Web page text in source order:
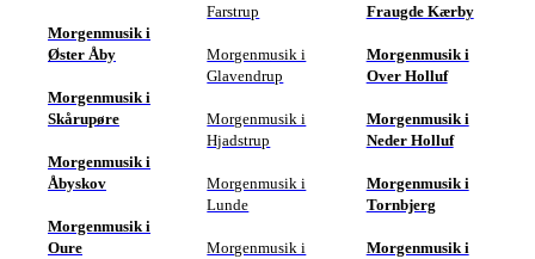
Morgenmusik i
Øster Åby
Morgenmusik i
Skårupøre
Morgenmusik i
Åbyskov
Morgenmusik i
Oure
Farstrup
Morgenmusik i
Glavendrup
Morgenmusik i
Hjadstrup
Morgenmusik i
Lunde
Morgenmusik i
Fraugde Kærby
Morgenmusik i
Over Holluf
Morgenmusik i
Neder Holluf
Morgenmusik i
Tornbjerg
Morgenmusik i